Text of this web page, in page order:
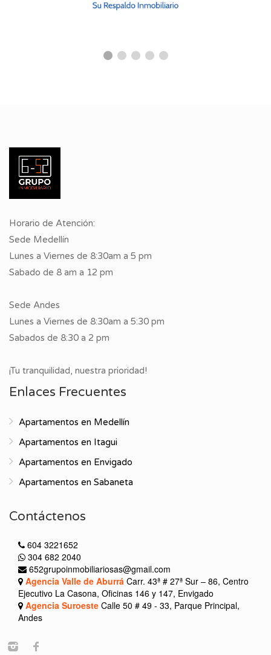
Horario de Atención:
Sede Medellín
Lunes a Viernes de 8:30am a 5 pm
Sabado de 8 am a 12 pm
Sede Andes
Lunes a Viernes de 8:30am a 5:30 pm
Sabados de 8:30 a 2 pm
¡Tu tranquilidad, nuestra prioridad!
Enlaces Frecuentes
Apartamentos en Medellín
Apartamentos en Itagui
Apartamentos en Envigado
Apartamentos en Sabaneta
Contáctenos
604 3221652
304 682 2040
652grupoinmobiliariosas@gmail.com
Agencia Valle de Aburrá Carr. 43ª # 27ª Sur – 86, Centro
Ejecutivo La Casona, Oficinas 146 y 147, Envigado
Agencia Suroeste Calle 50 # 49 - 33, Parque Principal,
Andes